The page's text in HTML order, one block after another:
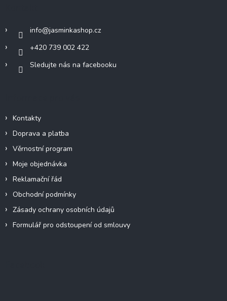
info@jasminkashop.cz
+420 739 002 422
Sledujte nás na facebooku
Kontakty
Doprava a platba
Věrnostní program
Moje objednávka
Reklamační řád
Obchodní podmínky
Zásady ochrany osobních údajů
Formulář pro odstoupení od smlouvy